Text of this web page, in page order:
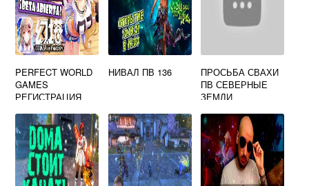
PERFECT WORLD
GAMES
РЕГИСТРАЦИЯ
FANTASY
НИВАЛ ПВ 136
ПРОСЬБА СВАХИ
ПВ СЕВЕРНЫЕ
ЗЕМЛИ